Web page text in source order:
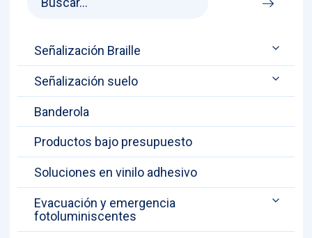
Señalización Braille
Señalización suelo
Banderola
Productos bajo presupuesto
Soluciones en vinilo adhesivo
Evacuación y emergencia
fotoluminiscentes